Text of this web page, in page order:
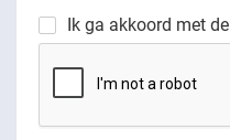
Ik ga akkoord met de